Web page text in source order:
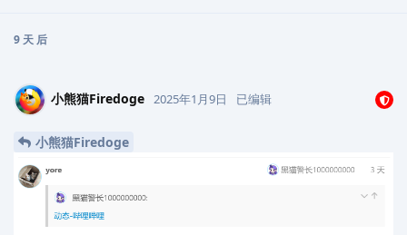
9 天 后
小熊猫Firedoge 2025年1月9日 已编辑
小熊猫Firedoge